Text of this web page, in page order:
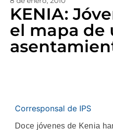
KENIA:
el mapa de
Corresponsal de IPS
Doce jóvenes de Kenia